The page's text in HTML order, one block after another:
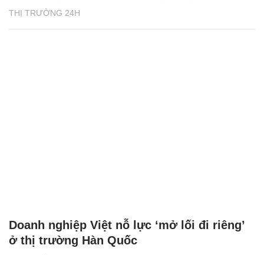
THỊ TRƯỜNG 24H
Doanh nghiệp Việt nỗ lực ‘mở lối đi riêng’
ở thị trường Hàn Quốc